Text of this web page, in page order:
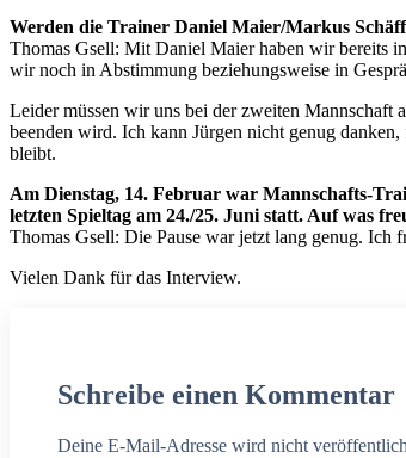
Werden die Trainer Daniel Maier/Markus
Thomas Gsell: Mit Daniel Maier haben wir bereits
wir noch in Abstimmung beziehungsweise in
Leider müssen wir uns bei der zweiten Mannschaft
beenden wird. Ich kann Jürgen nicht genug
bleibt.
Am Dienstag, 14. Februar war Mannschafts-
letzten Spieltag am 24./25. Juni statt. Auf was
Thomas Gsell: Die Pause war jetzt lang genug. Ich
Vielen Dank für das Interview.
Schreibe einen Kommentar
Deine E-Mail-Adresse wird nicht